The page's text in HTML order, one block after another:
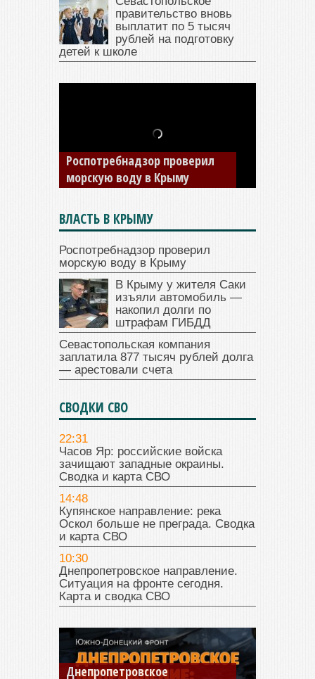
правительство вновь
выплатит по 5 тысяч
рублей на подготовку
детей к школе
В Крыму у жителя Саки
изъяли автомобиль —
накопил долги по штрафам
ГИБДД
ВЛАСТЬ В КРЫМУ
Роспотребнадзор проверил
морскую воду в Крыму
В Крыму у жителя Саки
изъяли автомобиль —
накопил долги по
штрафам ГИБДД
Севастопольская компания
заплатила 877 тысяч рублей долга
— арестовали счета
СВОДКИ СВО
22:31
Часов Яр: российские войска
зачищают западные окраины.
Сводка и карта СВО
14:48
Купянское направление: река
Оскол больше не преграда. Сводка
и карта СВО
10:30
Днепропетровское направление.
Ситуация на фронте сегодня.
Карта и сводка СВО
Константиновское